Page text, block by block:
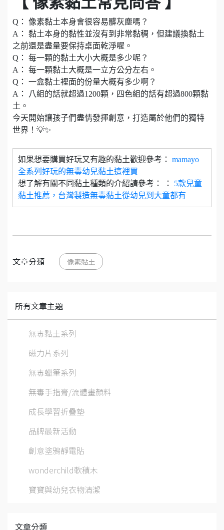
Q： 像素黏土本身會很容易髒灰塵嗎？
A： 黏土本身的黏性並沒有到非常黏稠，但建議換黏土
之前還是盡量要保持桌面乾淨喔。
Q： 每一顆的黏土大小大概是多少呢？
A： 每一顆黏土大概是一立方公分左右。
Q： 一盒黏土裡面的份量大概有多少啊？
A： 八組的話就超過1200顆，四色組的話有超過800顆黏
土。
今天開始讓孩子們盡情發揮創意，打造屬於他們的獨特
世界！💡✨
如果想要購買好玩又有趣的黏土歡迎參考： mamayo
全系列好玩的無毒幼兒黏土這裡買
想了解有關不同黏土種類的介紹請參考： ： 5款兒童
黏土推薦，台灣製造無毒黏土從幼兒到大童都有
文章分類 像素黏土
所有文章主題
無毒黏土系列
磁力片系列
無毒蠟筆系列
無毒手指膏/流體畫顏料
成長學習折疊墊
品牌最新活動
創意塗鴉靜電貼
wonderchild軟積木
寶寶與幼兒衣物清潔
文章分類